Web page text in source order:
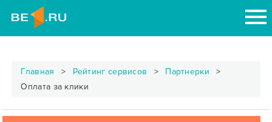
Главная Рейтинг сервисов
Партнерки
Оплата за клики